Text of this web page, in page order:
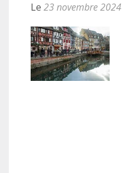
Le 23 novembre 2024